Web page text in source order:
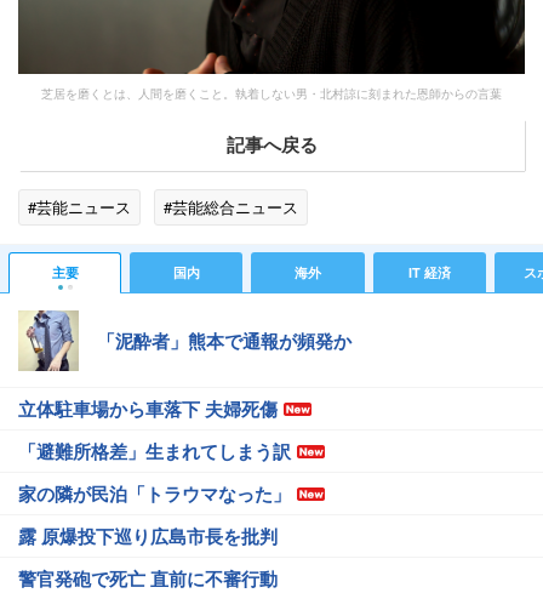
芝居を磨くとは、人間を磨くこと。執着しない男・北村諒に刻まれた恩師からの言葉
記事へ戻る
#芸能ニュース #芸能総合ニュース
主要 国内 海外 IT 経済 ス
「泥酔者」熊本で通報が頻発か
立体駐車場から車落下 夫婦死傷
「避難所格差」生まれてしまう訳
家の隣が民泊「トラウマなった」
露 原爆投下巡り広島市長を批判
警官発砲で死亡 直前に不審行動